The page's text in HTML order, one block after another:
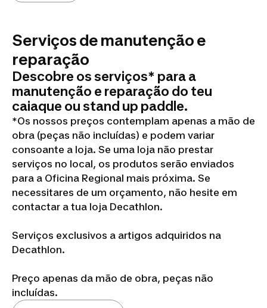
Serviços de manutenção e
reparação
Descobre os serviços* para a
manutenção e reparação do teu
caiaque ou stand up paddle.
*Os nossos preços contemplam apenas a mão de
obra (peças não incluídas) e podem variar
consoante a loja. Se uma loja não prestar
serviços no local, os produtos serão enviados
para a Oficina Regional mais próxima. Se
necessitares de um orçamento, não hesite em
contactar a tua loja Decathlon.
Serviços exclusivos a artigos adquiridos na
Decathlon.
Preço apenas da mão de obra, peças não
incluídas.